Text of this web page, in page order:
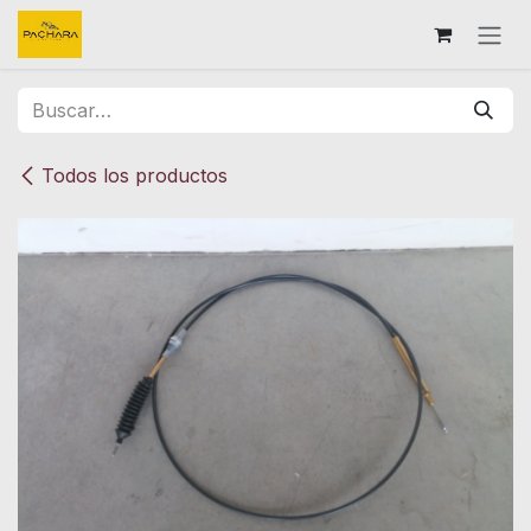
Ir al contenido
Todos los productos